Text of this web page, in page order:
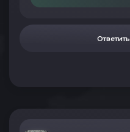
Ответить